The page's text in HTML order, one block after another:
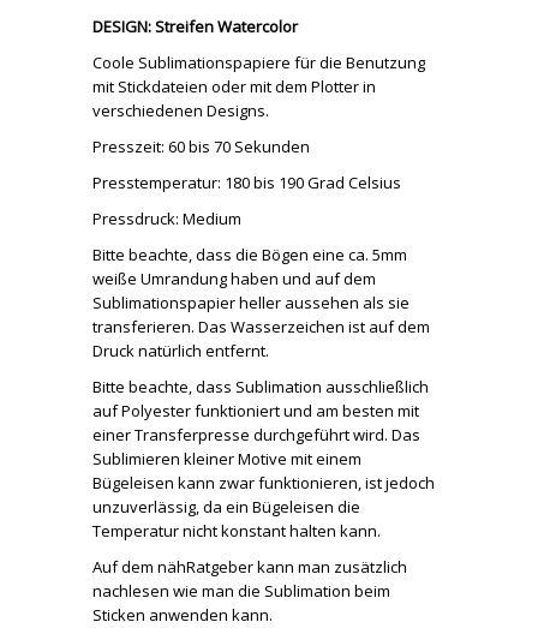
DESIGN: Streifen Watercolor
Coole Sublimationspapiere für die Benutzung
mit Stickdateien oder mit dem Plotter in
verschiedenen Designs.
Presszeit: 60 bis 70 Sekunden
Presstemperatur: 180 bis 190 Grad Celsius
Pressdruck: Medium
Bitte beachte, dass die Bögen eine ca. 5mm
weiße Umrandung haben und auf dem
Sublimationspapier heller aussehen als sie
transferieren. Das Wasserzeichen ist auf dem
Druck natürlich entfernt.
Bitte beachte, dass Sublimation ausschließlich
auf Polyester funktioniert und am besten mit
einer Transferpresse durchgeführt wird. Das
Sublimieren kleiner Motive mit einem
Bügeleisen kann zwar funktionieren, ist jedoch
unzuverlässig, da ein Bügeleisen die
Temperatur nicht konstant halten kann.
Auf dem nähRatgeber kann man zusätzlich
nachlesen wie man die Sublimation beim
Sticken anwenden kann.